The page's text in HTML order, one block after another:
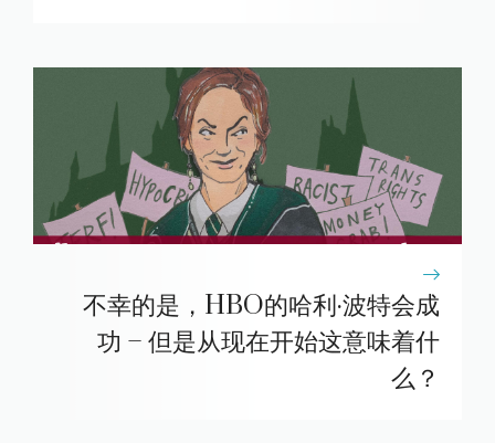
不幸的是，HBO的哈利·波特会成
功 – 但是从现在开始这意味着什
么？